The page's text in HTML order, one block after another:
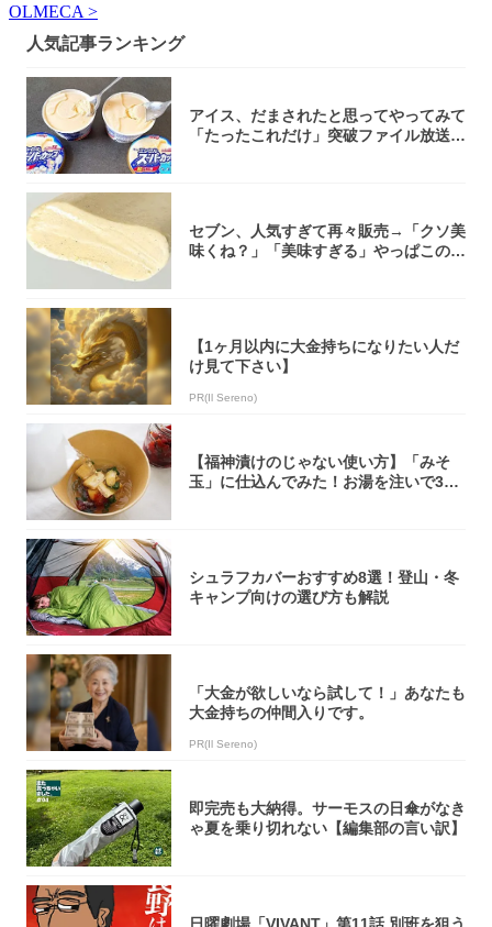
OLMECA >
人気記事ランキング
アイス、だまされたと思ってやってみて
「たったこれだけ」突破ファイル放送で
セブン、人気すぎて再々販売→「クソ美
味くね？」「美味すぎる」やっぱこのク
【1ヶ月以内に大金持ちになりたい人だ
け見て下さい】
PR(Il Sereno)
【福神漬けのじゃない使い方】「みそ
玉」に仕込んでみた！お湯を注いで30
シュラフカバーおすすめ8選！登山・冬
キャンプ向けの選び方も解説
「大金が欲しいなら試して！」あなたも
大金持ちの仲間入りです。
PR(Il Sereno)
即完売も大納得。サーモスの日傘がなき
ゃ夏を乗り切れない【編集部の言い訳】
日曜劇場「VIVANT」第11話 別班を狙う